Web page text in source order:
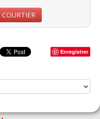
Enregistrer